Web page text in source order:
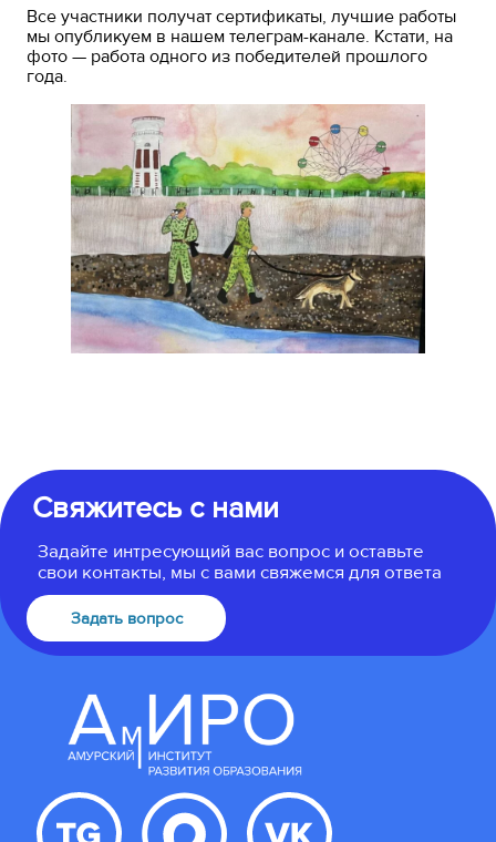
Все участники получат сертификаты, лучшие работы
мы опубликуем в нашем телеграм-канале. Кстати, на
фото — работа одного из победителей прошлого
года.
Свяжитесь с нами
Задайте интресующий вас вопрос и оставьте
свои контакты, мы с вами свяжемся для ответа
Задать вопрос